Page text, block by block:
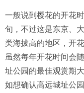
一般说到樱花的开花
旬，不过这是东京、
类海拔高的地区，开
虽然每年开花时间会
址公园的最佳观赏期
如想确认高远城址公